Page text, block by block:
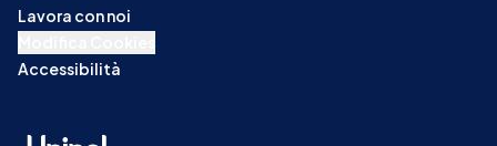
Lavora con noi
Accessibilità